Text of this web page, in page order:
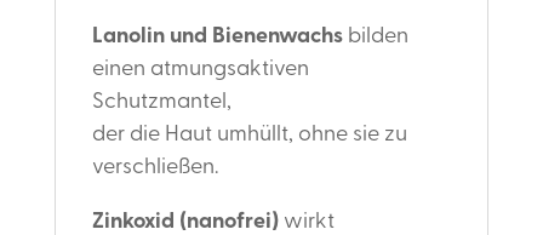
Lanolin und Bienenwachsbilden
einen atmungsaktiven
Schutzmantel,
der die Haut umhüllt, ohne sie zu
verschließen.
Zinkoxid (nanofrei)wirkt